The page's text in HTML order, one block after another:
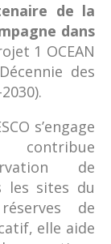
de la
dans
1 OCEAN
des
s’engage
contribue
de
les sites du
de
elle aide